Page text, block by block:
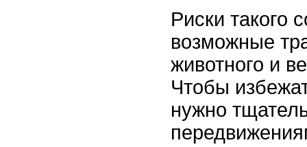
Риски такого
возможные
животного и
Чтобы
нужно